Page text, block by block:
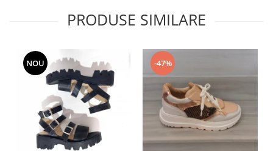
PRODUSE SIMILARE
NOU -47%